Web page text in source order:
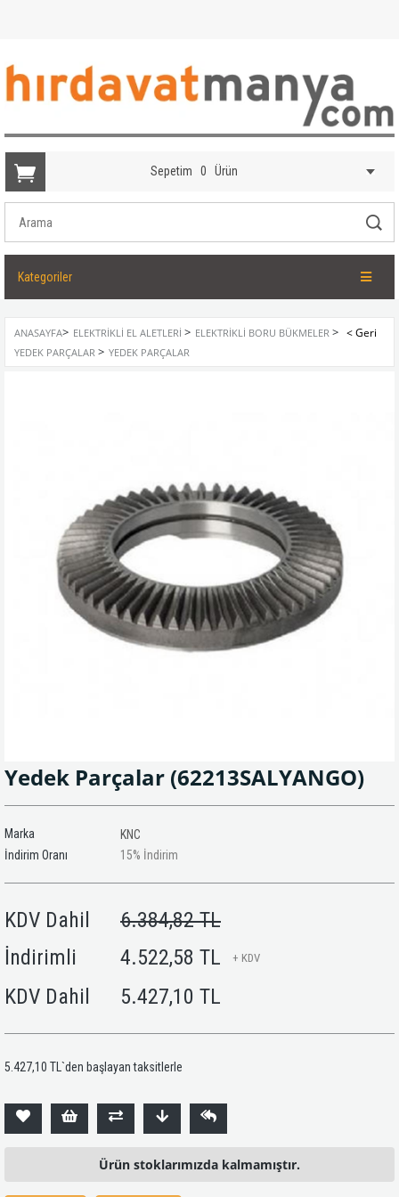
Sepetim 0 Ürün
Kategoriler
ANASAYFA> ELEKTRIKLI EL ALETLERI > ELEKTRIKLI BORU BÜKMELER >
YEDEK PARÇALAR > YEDEK PARÇALAR
Yedek Parçalar (62213SALYANGO)
Marka
KNC
İndirim Oranı
%
15 İndirim
KDV Dahil
6.384,82 TL
İndirimli
4.522,58 TL + KDV
KDV Dahil 5.427,10 TL
5.427,10 TL `den başlayan taksitlerle
Ürün stoklarımızda kalmamıştır.